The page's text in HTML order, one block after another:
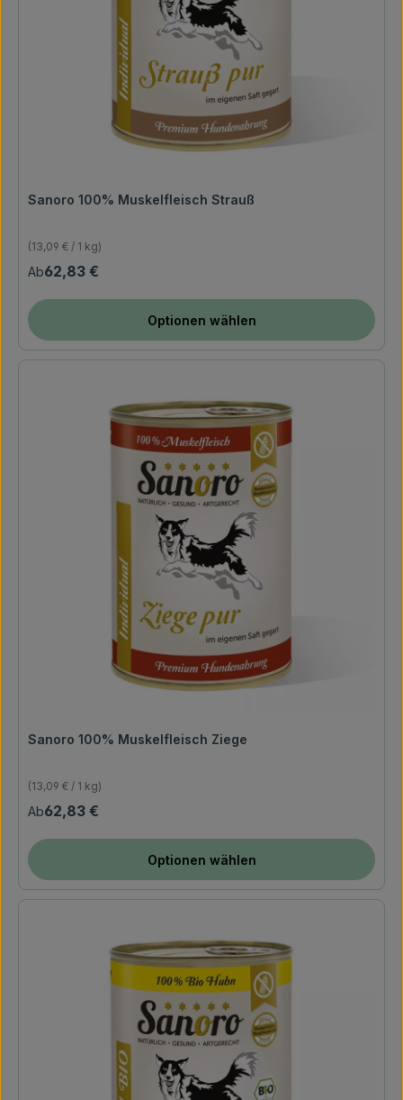
Sanoro 100% Muskelfleisch Strauß
(13,09 € / 1 kg)
Regulärer Preis:
Ab62,83 €
Optionen wählen
Sanoro 100% Muskelfleisch Ziege
(13,09 € / 1 kg)
Regulärer Preis:
Ab62,83 €
Optionen wählen